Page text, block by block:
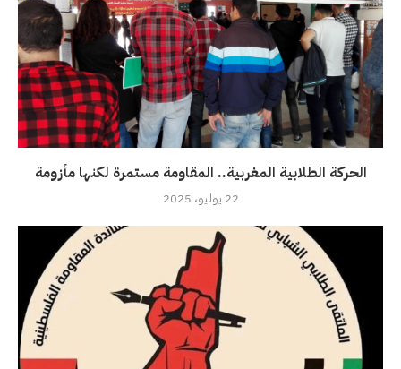
الحركة الطلابية المغربية.. المقاومة مستمرة لكنها مأزومة
22 يوليو، 2025